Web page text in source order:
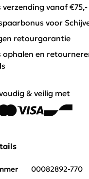
verzending vanaf €75,-
voor
retourgarantie
ophalen en
& veilig met
00082892-770